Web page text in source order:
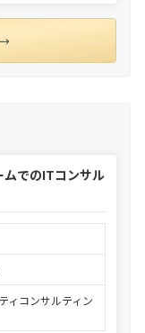
でのITコンサル
ィコンサルティン